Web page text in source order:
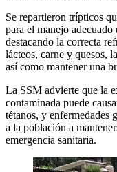
Se repartieron trípticos
para el manejo
destacando la correcta
lácteos, carne y quesos,
así como mantener una
La SSM advierte que la
contaminada puede
tétanos, y enfermedades
a la población a
emergencia sanitaria.